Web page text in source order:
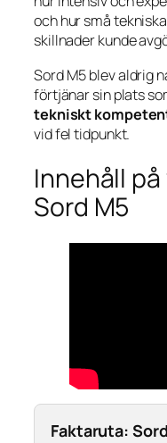
och hur små
skillnader kunde
Sord M5 blev aldrig
förtjänar sin plats
tekniskt
vid fel tidpunkt.
Innehåll
Sord M5
Faktaruta: